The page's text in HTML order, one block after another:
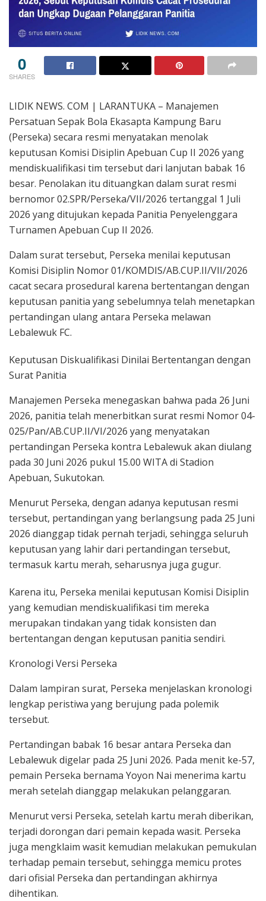
0
SHARES
LIDIK NEWS. COM | LARANTUKA – Manajemen
Persatuan Sepak Bola Ekasapta Kampung Baru
(Perseka) secara resmi menyatakan menolak
keputusan Komisi Disiplin Apebuan Cup II 2026 yang
mendiskualifikasi tim tersebut dari lanjutan babak 16
besar. Penolakan itu dituangkan dalam surat resmi
bernomor 02.SPR/Perseka/VII/2026 tertanggal 1 Juli
2026 yang ditujukan kepada Panitia Penyelenggara
Turnamen Apebuan Cup II 2026.
Dalam surat tersebut, Perseka menilai keputusan
Komisi Disiplin Nomor 01/KOMDIS/AB.CUP.II/VII/2026
cacat secara prosedural karena bertentangan dengan
keputusan panitia yang sebelumnya telah menetapkan
pertandingan ulang antara Perseka melawan
Lebalewuk FC.
Keputusan Diskualifikasi Dinilai Bertentangan dengan
Surat Panitia
Manajemen Perseka menegaskan bahwa pada 26 Juni
2026, panitia telah menerbitkan surat resmi Nomor 04-
025/Pan/AB.CUP.II/VI/2026 yang menyatakan
pertandingan Perseka kontra Lebalewuk akan diulang
pada 30 Juni 2026 pukul 15.00 WITA di Stadion
Apebuan, Sukutokan.
Menurut Perseka, dengan adanya keputusan resmi
tersebut, pertandingan yang berlangsung pada 25 Juni
2026 dianggap tidak pernah terjadi, sehingga seluruh
keputusan yang lahir dari pertandingan tersebut,
termasuk kartu merah, seharusnya juga gugur.
Karena itu, Perseka menilai keputusan Komisi Disiplin
yang kemudian mendiskualifikasi tim mereka
merupakan tindakan yang tidak konsisten dan
bertentangan dengan keputusan panitia sendiri.
Kronologi Versi Perseka
Dalam lampiran surat, Perseka menjelaskan kronologi
lengkap peristiwa yang berujung pada polemik
tersebut.
Pertandingan babak 16 besar antara Perseka dan
Lebalewuk digelar pada 25 Juni 2026. Pada menit ke-57,
pemain Perseka bernama Yoyon Nai menerima kartu
merah setelah dianggap melakukan pelanggaran.
Menurut versi Perseka, setelah kartu merah diberikan,
terjadi dorongan dari pemain kepada wasit. Perseka
juga mengklaim wasit kemudian melakukan pemukulan
terhadap pemain tersebut, sehingga memicu protes
dari ofisial Perseka dan pertandingan akhirnya
dihentikan.